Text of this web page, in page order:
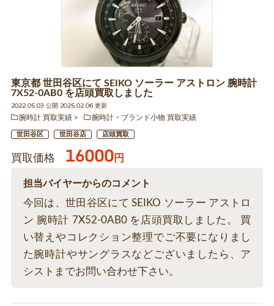
東京都 世田谷区にて SEIKO ソーラー アストロン 腕時計
7X52-0AB0 を店頭買取しました
2022.05.03 公開 2025.02.06 更新
腕時計 買取実績
腕時計・ブランド小物 買取実績
世田谷区 世田谷店 店頭買取
買取価格 16000円
担当バイヤーからのコメント
今回は、世田谷区にて SEIKO ソーラー アストロ
ン 腕時計 7X52-0AB0 を店頭買取しました。 買
い替えやコレクション整理でご不要になりまし
た腕時計やサングラスなどございましたら、ア
シストまでお問い合わせ下さい。